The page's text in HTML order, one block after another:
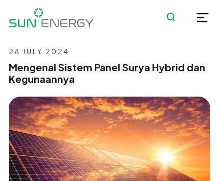
28 JULY 2024
Mengenal Sistem Panel Surya Hybrid dan
Kegunaannya